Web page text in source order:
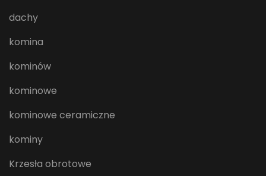
dachy
komina
kominów
kominowe
kominowe ceramiczne
kominy
Krzesła obrotowe